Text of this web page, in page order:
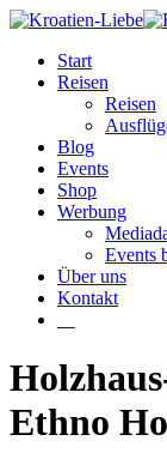
Start
Reisen
Reisen
Blog
Events
Shop
Werbung
Events
Über uns
Kontakt
Ethno